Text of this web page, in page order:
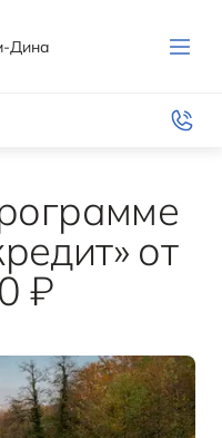
Дина
2 582 000 ₽*
от
₽